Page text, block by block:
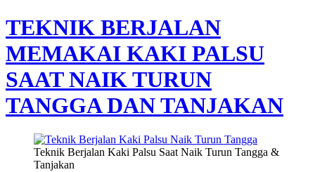
TEKNIK BERJALAN
MEMAKAI KAKI PALSU
SAAT NAIK TURUN
TANGGA DAN TANJAKAN
Teknik Berjalan Kaki Palsu Saat Naik Turun Tangga &
Tanjakan